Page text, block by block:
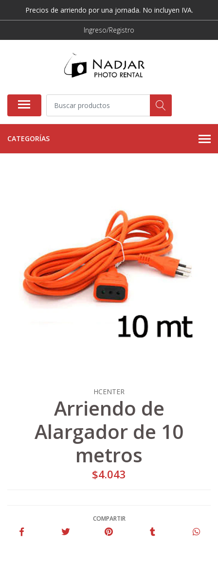
Precios de arriendo por una jornada. No incluyen IVA.
Ingreso/Registro
CATEGORÍAS
HCENTER
Arriendo de
Alargador de 10
metros
$4.043
COMPARTIR